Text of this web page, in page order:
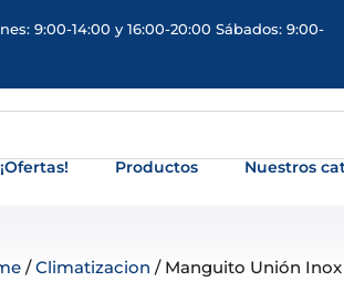
9:00-14:00 y 16:00-20:00 Sábados: 9:00-
¡Ofertas! Productos Nuestros
/Climatizacion / Manguito Unión